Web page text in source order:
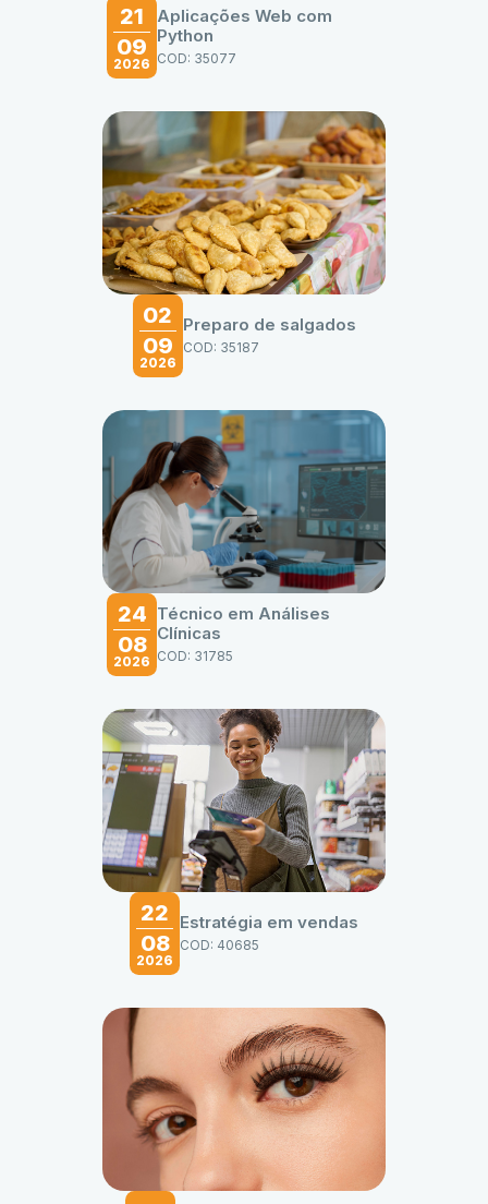
21
09
2026
Aplicações Web com
Python
COD: 35077
02
09
2026
Preparo de salgados
COD: 35187
24
08
2026
Técnico em Análises
Clínicas
COD: 31785
22
08
2026
Estratégia em vendas
COD: 40685